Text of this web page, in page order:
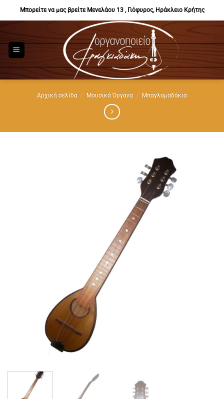
Μετάβαση
στο
Μπορείτε να μας βρείτε Μενελάου 13 , Γιόφυρος, Ηράκλειο Κρήτης
Αρχική σελίδα / Μουσικά Όργανα / Μπαγλαμαδάκια